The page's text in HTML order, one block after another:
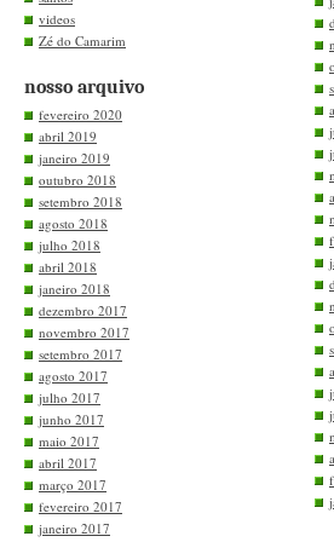
videos
Zé do Camarim
nosso arquivo
fevereiro 2020
abril 2019
janeiro 2019
outubro 2018
setembro 2018
agosto 2018
julho 2018
abril 2018
janeiro 2018
dezembro 2017
novembro 2017
setembro 2017
agosto 2017
julho 2017
junho 2017
maio 2017
abril 2017
março 2017
fevereiro 2017
janeiro 2017